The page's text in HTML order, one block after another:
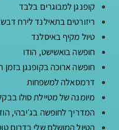
קופנגן למבוגרים בלבד
ריזורטים בתאילנד לירח דבש
טיול מקיף באיסלנד
חופשה בואשישט, הודו
חופשה ארוכה בקופנגן
דרמסאלה למשפחות
מיומנה של מטיילת סולו
המדריך לחופשה בג׳יבהי,
הטיול המושלם שלי בדרום